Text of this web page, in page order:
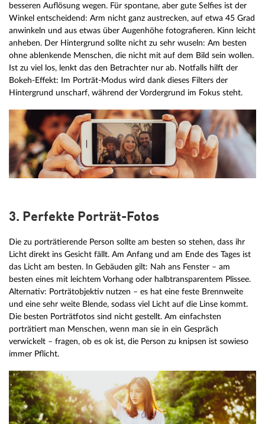
besseren Auflösung wegen. Für spontane, aber gute Selfies ist der
Winkel entscheidend: Arm nicht ganz austrecken, auf etwa 45 Grad
anwinkeln und aus etwas über Augenhöhe fotografieren. Kinn leicht
anheben. Der Hintergrund sollte nicht zu sehr wuseln: Am besten
ohne ablenkende Menschen, die nicht mit auf dem Bild sein wollen.
Ist zu viel los, lenkt das den Betrachter nur ab. Notfalls hilft der
Bokeh-Effekt: Im Porträt-Modus wird dank dieses Filters der
Hintergrund unscharf, während der Vordergrund im Fokus steht.
3. Perfekte Porträt-Fotos
Die zu porträtierende Person sollte am besten so stehen, dass ihr
Licht direkt ins Gesicht fällt. Am Anfang und am Ende des Tages ist
das Licht am besten. In Gebäuden gilt: Nah ans Fenster – am
besten eines mit leichtem Vorhang oder halbtransparentem Plissee.
Alternativ: Porträtobjektiv nutzen – es hat eine feste Brennweite
und eine sehr weite Blende, sodass viel Licht auf die Linse kommt.
Die besten Porträtfotos sind nicht gestellt. Am einfachsten
porträtiert man Menschen, wenn man sie in ein Gespräch
verwickelt – fragen, ob es ok ist, die Person zu knipsen ist sowieso
immer Pflicht.